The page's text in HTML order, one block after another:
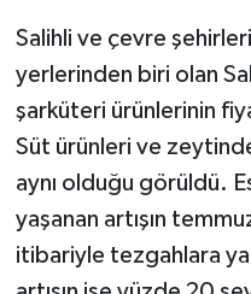
Salihli ve çevre
yerlerinden biri olan
şarküteri ürünlerinin
Süt ürünleri ve
aynı olduğu görüldü.
yaşanan artışın
itibariyle tezgahlara